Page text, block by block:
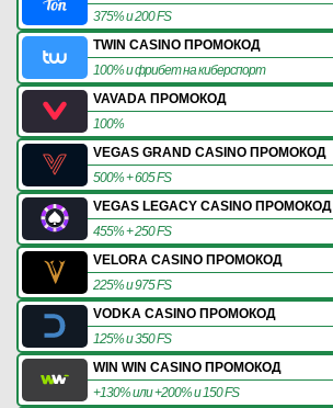
375% и 200 FS
TWIN CASINO ПРОМОКОД
100% и фрибет на киберспорт
VAVADA ПРОМОКОД
100%
VEGAS GRAND CASINO ПРОМОКОД
500% + 605 FS
VEGAS LEGACY CASINO ПРОМОКОД
455% + 250 FS
VELORA CASINO ПРОМОКОД
225% и 975 FS
VODKA CASINO ПРОМОКОД
125% и 350 FS
WIN WIN CASINO ПРОМОКОД
+130% или +200% и 150 FS